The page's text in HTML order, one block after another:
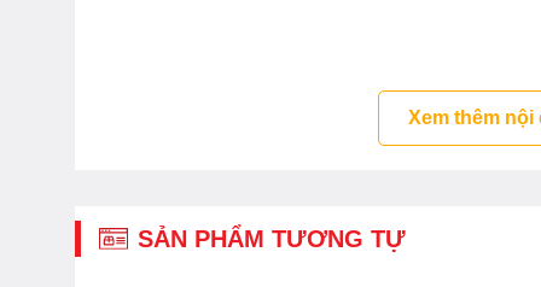
Xem thêm nội
SẢN PHẨM TƯƠNG TỰ